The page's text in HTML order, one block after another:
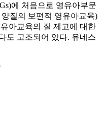
에 처음으로 영유아부문
양질의 보편적 영유아교육)
아교육의 질 제고에 대한
도 고조되어 있다. 유네스